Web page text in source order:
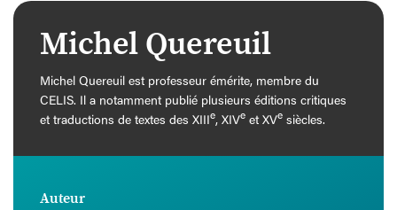
Michel Quereuil
Michel Quereuil est professeur émérite, membre du
CELIS. Il a notamment publié plusieurs éditions critiques
et traductions de textes des XIIIe, XIVe et XVe siècles.
Auteur